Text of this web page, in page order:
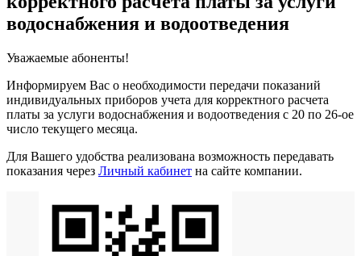
водоснабжения и водоотведения
Уважаемые абоненты!
Информируем Вас о необходимости передачи показаний
индивидуальных приборов учета для корректного расчета
платы за услуги водоснабжения и водоотведения с 20 по 26-ое
число текущего месяца.
Для Вашего удобства реализована возможность передавать
показания через Личный кабинет на сайте компании.